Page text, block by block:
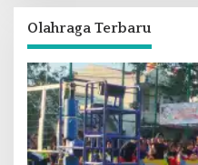
Olahraga Terbaru